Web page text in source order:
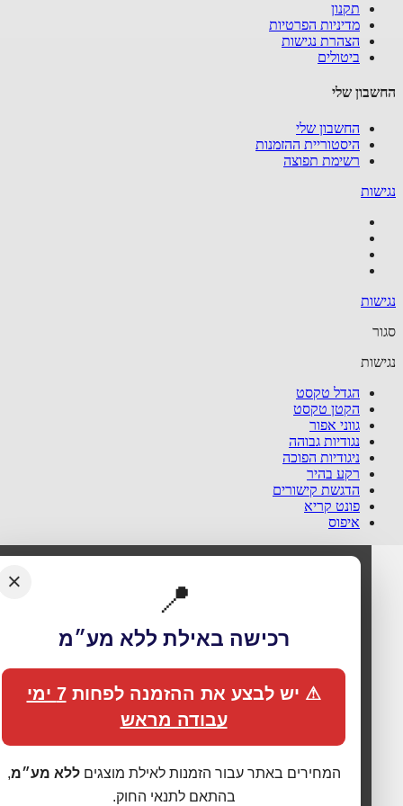
🍪 אנחנו משתמשים בעוגיות כדי לשפר את החוויה
שלך
התאמת תכנים ופרסום ממוקד. בלחיצה על „מאשר הכול” אתה
מסכים לכל הקטגוריות כמפורט במדיניות הפרטיות
תקנון
מדיניות הפרטיות
הצהרת נגישות
ביטולים
שלי
החשבון שלי
היסטוריית ההזמנות
רשימת תפוצה
הגדל טקסט
הקטן טקסט
גווני אפור
נגודיות גבוהה
ניגודיות הפוכה
רקע בהיר
הדגשת קישורים
פונט קריא
איפוס
📍
רכישה באילת ללא מע״מ
⚠ יש לבצע את ההזמנה לפחות 7 ימי
עבודה מראש
המחירים באתר עבור הזמנות לאילת מוצגיםללא מע״מ,
בהתאם לתנאי החוק.